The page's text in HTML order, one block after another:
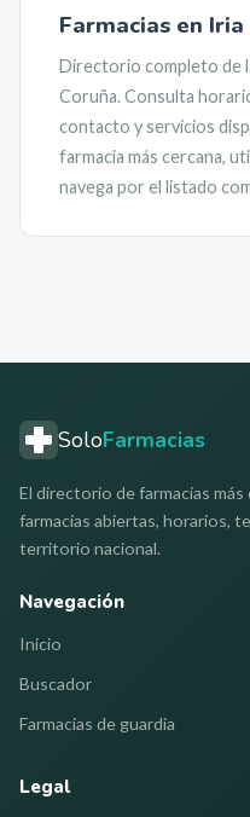
Farmacias en Iria
Directorio completo de
Coruña. Consulta
contacto y servicios
farmacia más cercana,
navega por el listado
SoloFarmacias
El directorio de farmacias
farmacias abiertas, horarios,
territorio nacional.
Navegación
Inicio
Buscador
Farmacias de guardia
Legal